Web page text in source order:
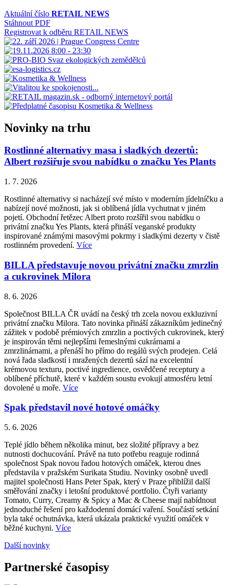
Aktuální číslo RETAIL NEWS
Stáhnout PDF
Registrovat k odběru RETAIL NEWS
Novinky na trhu
Rostlinné alternativy masa i sladkých dezertů:
Albert rozšiřuje svou nabídku o značku Yes Plants
1. 7. 2026
Rostlinné alternativy si nacházejí své místo v moderním jídelníčku a
nabízejí nové možnosti, jak si oblíbená jídla vychutnat v jiném
pojetí. Obchodní řetězec Albert proto rozšířil svou nabídku o
privátní značku Yes Plants, která přináší veganské produkty
inspirované známými masovými pokrmy i sladkými dezerty v čistě
rostlinném provedení. Více
BILLA představuje novou privátní značku zmrzlin
a cukrovinek Milora
8. 6. 2026
Společnost BILLA ČR uvádí na český trh zcela novou exkluzivní
privátní značku Milora. Tato novinka přináší zákazníkům jedinečný
zážitek v podobě prémiových zmrzlin a poctivých cukrovinek, který
je inspirován těmi nejlepšími řemeslnými cukrárnami a
zmrzlinárnami, a přenáší ho přímo do regálů svých prodejen. Celá
nová řada sladkostí i mražených dezertů sází na excelentní
krémovou texturu, poctivé ingredience, osvědčené receptury a
oblíbené příchutě, které v každém soustu evokují atmosféru letní
dovolené u moře. Více
Spak představil nové hotové omáčky
5. 6. 2026
Teplé jídlo během několika minut, bez složité přípravy a bez
nutnosti dochucování. Právě na tuto potřebu reaguje rodinná
společnost Spak novou řadou hotových omáček, kterou dnes
představila v pražském Surikata Studiu. Novinky osobně uvedl
majitel společnosti Hans Peter Spak, který v Praze přiblížil další
směřování značky i letošní produktové portfolio. Čtyři varianty
Tomato, Curry, Creamy & Spicy a Mac & Cheese mají nabídnout
jednoduché řešení pro každodenní domácí vaření. Součástí setkání
byla také ochutnávka, která ukázala praktické využití omáček v
běžné kuchyni. Více
Další novinky
Partnerské časopisy